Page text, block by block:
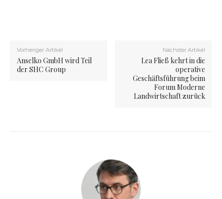
Vorheriger Artikel
Anselko GmbH wird Teil
der SHC Group
Nächster Artikel
Lea Fließ kehrt in die
operative
Geschäftsführung beim
Forum Moderne
Landwirtschaft zurück